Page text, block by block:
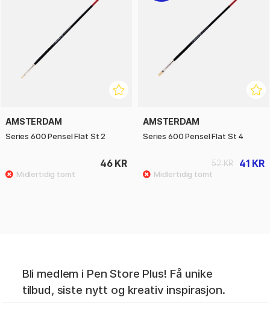
AMSTERDAM
Series 600 Pensel Flat St 2
46 KR
AMSTERDAM
Series 600 Pensel Flat St 4
41 KR
52 KR
Bli medlem i Pen Store Plus! Få unike
tilbud, siste nytt og kreativ inspirasjon.